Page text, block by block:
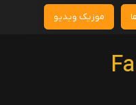
موزیک ویدیو